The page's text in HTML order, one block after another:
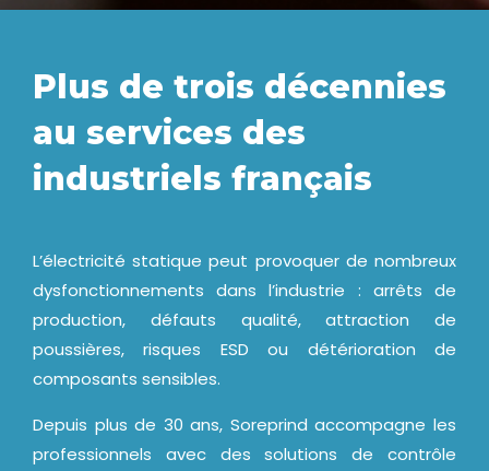
Plus de trois décennies
au services des
industriels français
L’électricité statique peut provoquer de nombreux
dysfonctionnements dans l’industrie : arrêts de
production, défauts qualité, attraction de
poussières, risques ESD ou détérioration de
composants sensibles.
Depuis plus de 30 ans, Soreprind accompagne les
professionnels avec des solutions de contrôle